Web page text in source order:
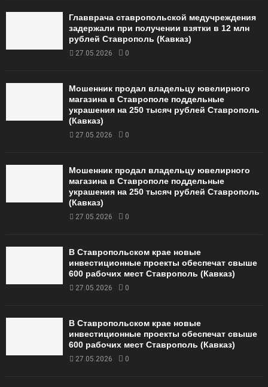
Главврача ставропольской медучреждения
задержали при получении взятки в 12 млн
рублей Ставрополь (Кавказ)
27.05.2026 0
Мошенник продал владельцу ювелирного
магазина в Ставрополе поддельные
украшения на 250 тысяч рублей Ставрополь
(Кавказ)
27.05.2026 0
Мошенник продал владельцу ювелирного
магазина в Ставрополе поддельные
украшения на 250 тысяч рублей Ставрополь
(Кавказ)
27.05.2026 0
В Ставропольском крае новые
инвестиционные проекты обеспечат свыше
600 рабочих мест Ставрополь (Кавказ)
27.05.2026 0
В Ставропольском крае новые
инвестиционные проекты обеспечат свыше
600 рабочих мест Ставрополь (Кавказ)
27.05.2026 0